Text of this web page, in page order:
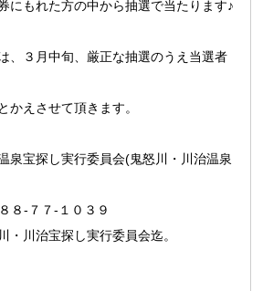
た方の中から抽選で当たります♪
月中旬、厳正な抽選のうえ当選者
させて頂きます。
探し実行委員会(鬼怒川・川治温泉
７-１０３９
・川治宝探し実行委員会迄。